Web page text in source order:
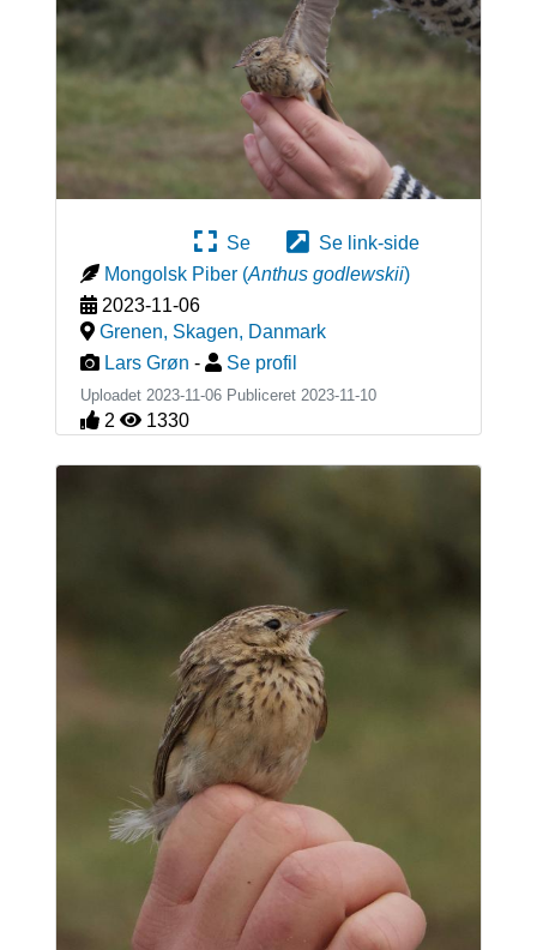
Se
Se link-side
Mongolsk Piber (Anthus godlewskii)
2023-11-06
Grenen, Skagen, Danmark
Lars Grøn - Se profil
Uploadet 2023-11-06 Publiceret 2023-11-10
2 1330